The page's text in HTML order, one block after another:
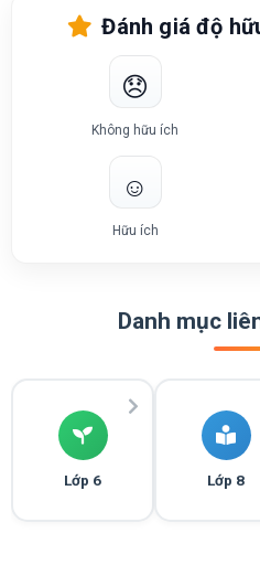
Đánh giá độ
😞
Không hữu ích
☺️
Hữu ích
Danh mục
Lớp 6 Lớp 8